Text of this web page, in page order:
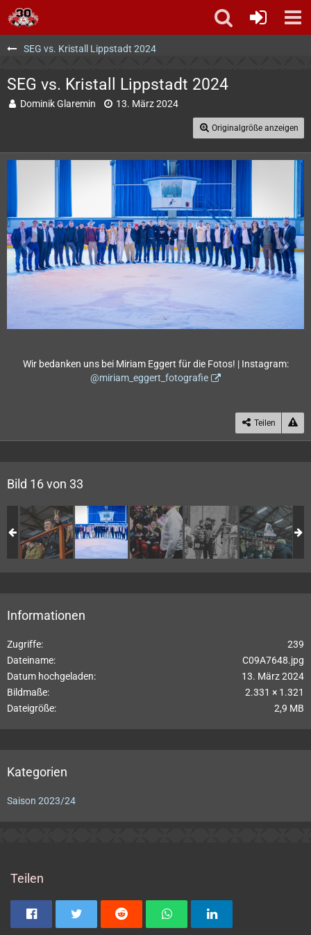
SEG vs. Kristall Lippstadt 2024
SEG vs. Kristall Lippstadt 2024
Dominik Glaremin 13. März 2024
Originalgröße anzeigen
Wir bedanken uns bei Miriam Eggert für die Fotos! | Instagram:
@miriam_eggert_fotografie
Teilen
Bild 16 von 33
Informationen
Zugriffe
239
Dateiname
C09A7648.jpg
Datum hochgeladen
13. März 2024
Bildmaße
2.331 × 1.321
Dateigröße
2,9 MB
Kategorien
Saison 2023/24
Teilen